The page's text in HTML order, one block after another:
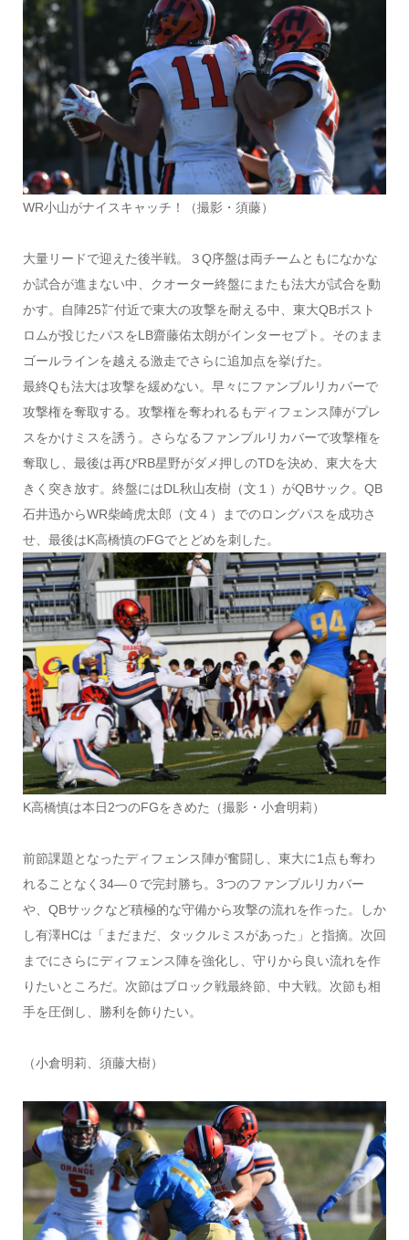
WR小山がナイスキャッチ！（撮影・須藤）
大量リードで迎えた後半戦。３Q序盤は両チームともになかな
か試合が進まない中、クオーター終盤にまたも法大が試合を動
かす。自陣25㍎付近で東大の攻撃を耐える中、東大QBボスト
ロムが投じたパスをLB齋藤佑太朗がインターセプト。そのまま
ゴールラインを越える激走でさらに追加点を挙げた。
最終Qも法大は攻撃を緩めない。早々にファンブルリカバーで
攻撃権を奪取する。攻撃権を奪われるもディフェンス陣がプレ
スをかけミスを誘う。さらなるファンブルリカバーで攻撃権を
奪取し、最後は再びRB星野がダメ押しのTDを決め、東大を大
きく突き放す。終盤にはDL秋山友樹（文１）がQBサック。QB
石井迅からWR柴崎虎太郎（文４）までのロングパスを成功さ
せ、最後はK高橋慎のFGでとどめを刺した。
K高橋慎は本日2つのFGをきめた（撮影・小倉明莉）
前節課題となったディフェンス陣が奮闘し、東大に1点も奪わ
れることなく34―０で完封勝ち。3つのファンブルリカバー
や、QBサックなど積極的な守備から攻撃の流れを作った。しか
し有澤HCは「まだまだ、タックルミスがあった」と指摘。次回
までにさらにディフェンス陣を強化し、守りから良い流れを作
りたいところだ。次節はブロック戦最終節、中大戦。次節も相
手を圧倒し、勝利を飾りたい。
（小倉明莉、須藤大樹）